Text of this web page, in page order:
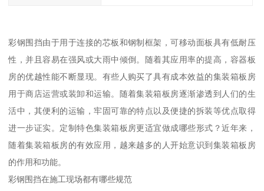
彩钢围挡由于用于连接的芯板和钢制框架，可移动面板具有低耐压
性，并且容易在强风或大雨中倾倒。随着其应用率的提高，容器板
房的优越性能不断显现。有些人购买了具有成本效益的集装箱板房
用于商店运营或装卸和运输。随着集装箱板房逐渐渗透到人们的生
活中，其便利的运输，牢固可靠的特点以及便捷的拆装等优点取得
进一步证实。定制特色集装箱板房更适宜做成哪些形式？近年来，
随着集装箱板房的有效应用，越来越多的人开始意识到集装箱板房
的作用和功能。
彩钢围挡在施工现场都有哪些规范